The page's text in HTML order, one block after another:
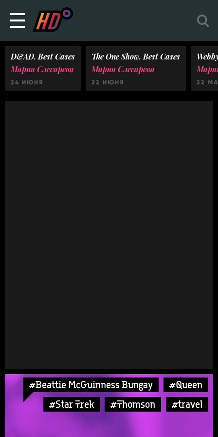
D&AD. Best Cases
Мария Слесарева
24 ИЮНЯ
The One Show. Best Cases
Мария Слесарева
22 ИЮНЯ 22
#Beattie McGuinness Bungay
#Queen
#Star Trek
#Thomson #travel